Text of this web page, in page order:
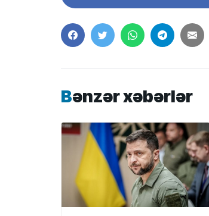
Bənzər xəbərlər